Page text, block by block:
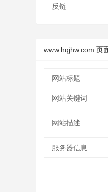
反链
www.hqjhw.com 页
网站标题
网站关键词
网站描述
服务器信息